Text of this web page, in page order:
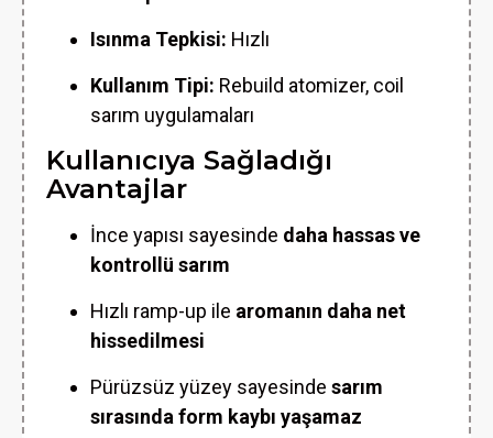
Isınma Tepkisi: Hızlı
Kullanım Tipi: Rebuild atomizer, coil
sarım uygulamaları
Kullanıcıya Sağladığı
Avantajlar
İnce yapısı sayesinde daha hassas ve
kontrollü sarım
Hızlı ramp-up ile aromanın daha net
hissedilmesi
Pürüzsüz yüzey sayesinde sarım
sırasında form kaybı yaşamaz